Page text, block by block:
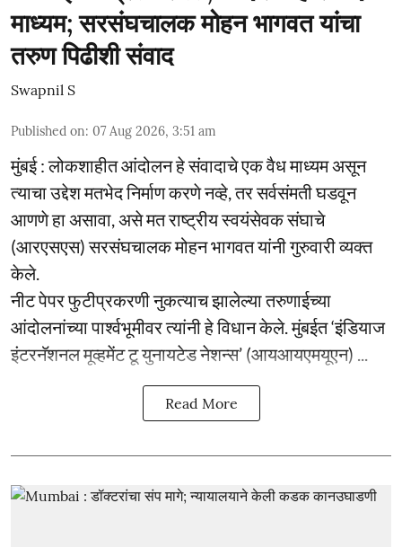
माध्यम; सरसंघचालक मोहन भागवत यांचा
तरुण पिढीशी संवाद
Swapnil S
Published on: 07 Aug 2026, 3:51 am
मुंबई : लोकशाहीत आंदोलन हे संवादाचे एक वैध माध्यम असून
त्याचा उद्देश मतभेद निर्माण करणे नव्हे, तर सर्वसंमती घडवून
आणणे हा असावा, असे मत राष्ट्रीय स्वयंसेवक संघाचे
(आरएसएस) सरसंघचालक मोहन भागवत यांनी गुरुवारी व्यक्त
केले.
नीट पेपर फुटीप्रकरणी नुकत्याच झालेल्या तरुणाईच्या
आंदोलनांच्या पार्श्वभूमीवर त्यांनी हे विधान केले. मुंबईत ‘इंडियाज
इंटरनॅशनल मूव्हमेंट टू युनायटेड नेशन्स’ (आयआयएमयूएन) ...
Read More